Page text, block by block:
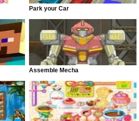
Park your Car
Assemble Mecha